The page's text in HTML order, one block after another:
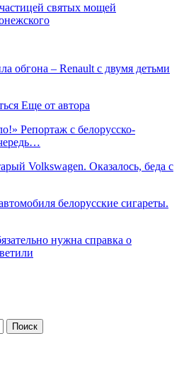
святых мощей
обгона – Renault с двумя детьми
Еще от автора
Репортаж с белорусско-
Volkswagen. Оказалось, беда с
белорусские сигареты.
нужна справка о